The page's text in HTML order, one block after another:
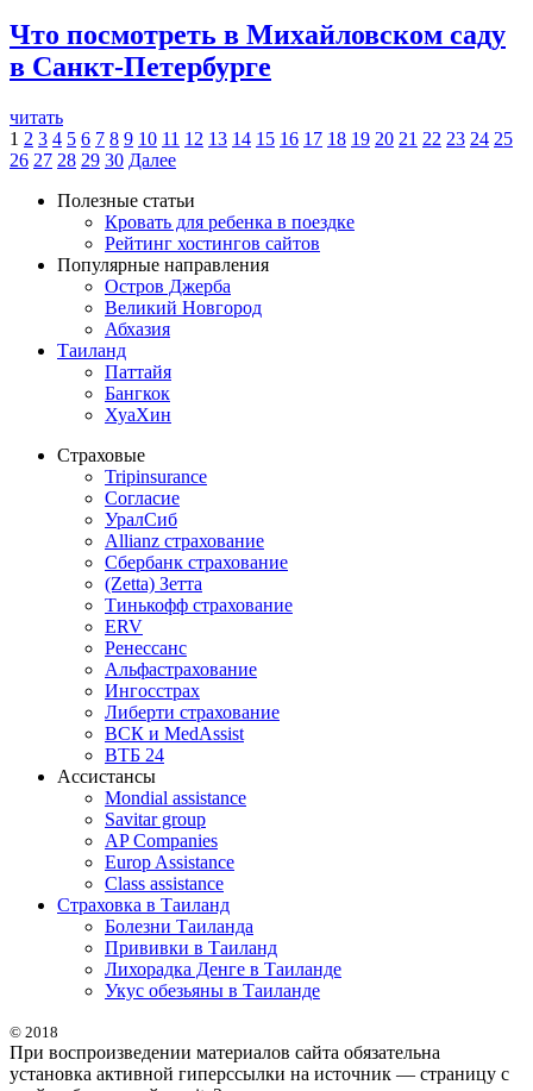
Что посмотреть в Михайловском саду
в Санкт-Петербурге
читать
1 2 3 4 5 6 7 8 9 10 11 12 13 14 15 16 17 18 19 20 21 22 23 24 25
26 27 28 29 30 Далее
Полезные статьи
Кровать для ребенка в поездке
Рейтинг хостингов сайтов
Популярные направления
Остров Джерба
Великий Новгород
Абхазия
Таиланд
Паттайя
Бангкок
ХуаХин
Страховые
Tripinsurance
Согласие
УралСиб
Allianz страхование
Сбербанк страхование
(Zetta) Зетта
Тинькофф страхование
ERV
Ренессанс
Альфастрахование
Ингосстрах
Либерти страхование
ВСК и MedAssist
ВТБ 24
Ассистансы
Mondial assistance
Savitar group
AP Companies
Europ Assistance
Class assistance
Страховка в Таиланд
Болезни Таиланда
Прививки в Таиланд
Лихорадка Денге в Таиланде
Укус обезьяны в Таиланде
© 2018
При воспроизведении материалов сайта обязательна
установка активной гиперссылки на источник — страницу с